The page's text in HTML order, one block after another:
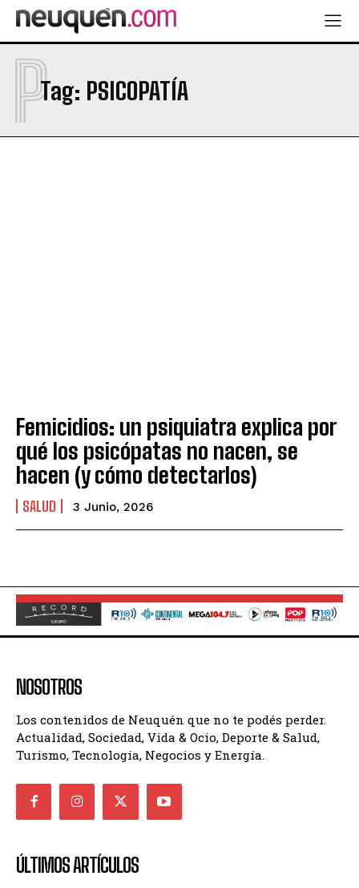
Tag: PSICOPATÍA
P
Femicidios: un psiquiatra explica por
qué los psicópatas no nacen, se
hacen (y cómo detectarlos)
SALUD 3 Junio, 2026
NOSOTROS
Los contenidos de Neuquén que no te podés perder.
Actualidad, Sociedad, Vida & Ocio, Deporte & Salud,
Turismo, Tecnología, Negocios y Energía.
ÚLTIMOS ARTÍCULOS